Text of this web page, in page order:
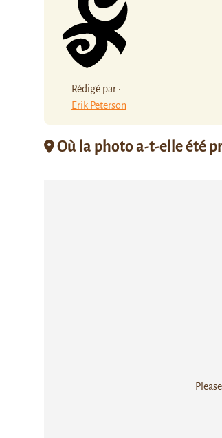
Rédigé par :
Erik Peterson
Où la photo a-t-elle été